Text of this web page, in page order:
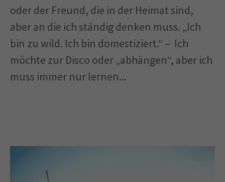
oder der Freund, die in der Heimat sind,
aber an die ich ständig denken muss. „Ich
bin zu wild. Ich bin domestiziert.“ – Ich
möchte zur Disco oder „abhängen“, aber ich
muss immer nur lernen...